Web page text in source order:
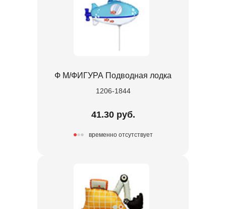
Ф М/ФИГУРА Подводная лодка
1206-1844
41.30 руб.
временно отсутствует